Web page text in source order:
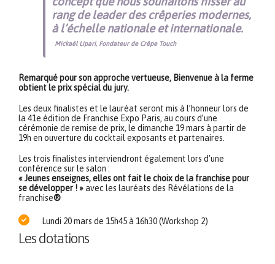
rang de leader des crêperies modernes,
à l’échelle nationale et internationale.
Mickaël Lipari, Fondateur de Crêpe Touch
Remarqué pour son approche vertueuse, Bienvenue à la ferme
obtient le prix spécial du jury.
Les deux finalistes et le lauréat seront mis à l’honneur lors de
la 41e édition de Franchise Expo Paris, au cours d’une
cérémonie de remise de prix, le dimanche 19 mars à partir de
19h en ouverture du cocktail exposants et partenaires.
Les trois finalistes interviendront également lors d’une
conférence sur le salon :
« Jeunes enseignes, elles ont fait le choix de la franchise pour
se développer ! »avec les lauréats des Révélations de la
franchise®
Lundi 20 mars de 15h45 à 16h30 (Workshop 2)
Les dotations